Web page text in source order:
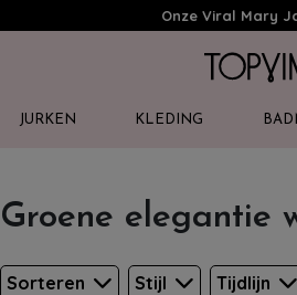
Onze Viral Mary
JURKEN KLEDING
Groene elegantie
Sorteren Stijl Tijdlijn